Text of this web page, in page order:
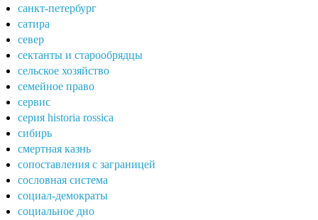
санкт-петербург
сатира
север
сектанты и старообрядцы
сельское хозяйство
семейное право
сервис
серия historia rossica
сибирь
смертная казнь
сопоставления с заграницей
сословная система
социал-демократы
социальное дно